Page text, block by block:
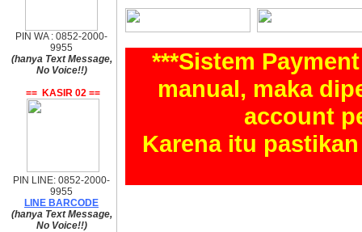
PIN WA : 0852-2000-
9955
(hanya Text Message,
No Voice!!)
== KASIR 02 ==
PIN LINE: 0852-2000-
9955
LINE BARCODE
(hanya Text Message,
No Voice!!)
***Sistem
manual, maka
account
Karena itu